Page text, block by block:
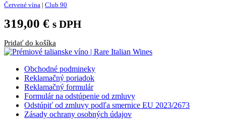
Červené vína | Club 90
319,00 € s DPH
Pridať do košíka
Obchodné podmineky
Reklamačný poriadok
Reklamačný formulár
Formulár na odstúpenie od zmluvy
Odstúpiť od zmluvy podľa smernice EU 2023/2673
Zásady ochrany osobných údajov